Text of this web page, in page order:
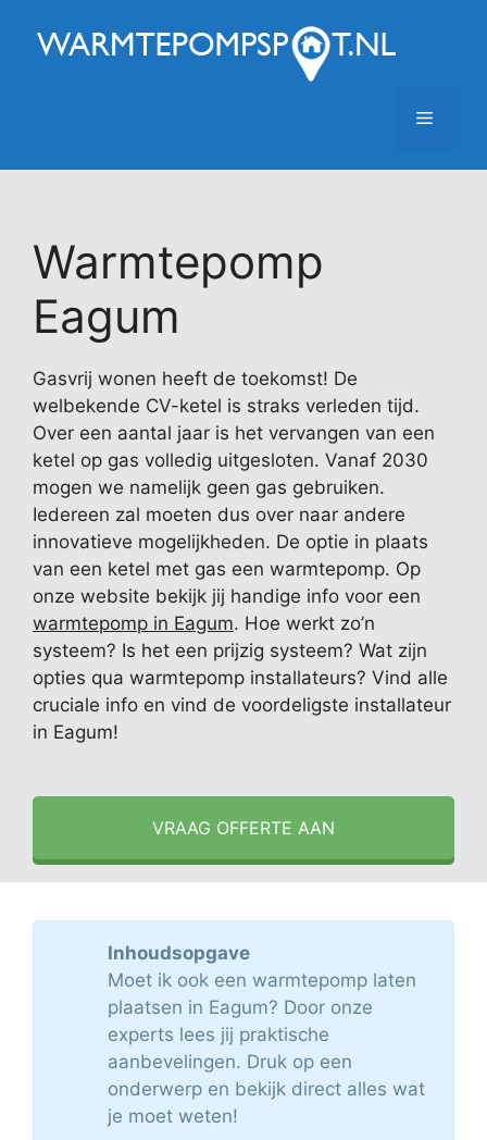
naar
Menu
Warmtepomp
Eagum
Gasvrij wonen heeft de toekomst! De
welbekende CV-ketel is straks verleden tijd.
Over een aantal jaar is het vervangen van een
ketel op gas volledig uitgesloten. Vanaf 2030
mogen we namelijk geen gas gebruiken.
Iedereen zal moeten dus over naar andere
innovatieve mogelijkheden. De optie in plaats
van een ketel met gas een warmtepomp. Op
onze website bekijk jij handige info voor een
warmtepomp in Eagum. Hoe werkt zo’n
systeem? Is het een prijzig systeem? Wat zijn
opties qua warmtepomp installateurs? Vind alle
cruciale info en vind de voordeligste installateur
in Eagum!
VRAAG OFFERTE AAN
Inhoudsopgave
Moet ik ook een warmtepomp laten
plaatsen in Eagum? Door onze
experts lees jij praktische
aanbevelingen. Druk op een
onderwerp en bekijk direct alles wat
je moet weten!